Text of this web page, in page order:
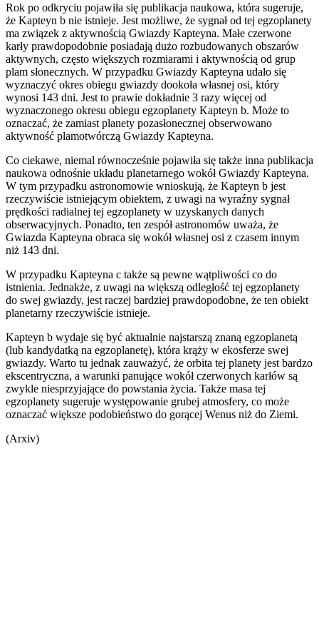
Rok po odkryciu pojawiła się publikacja naukowa, która sugeruje,
że Kapteyn b nie istnieje. Jest możliwe, że sygnał od tej egzoplanety
ma związek z aktywnością Gwiazdy Kapteyna. Małe czerwone
karły prawdopodobnie posiadają dużo rozbudowanych obszarów
aktywnych, często większych rozmiarami i aktywnością od grup
plam słonecznych. W przypadku Gwiazdy Kapteyna udało się
wyznaczyć okres obiegu gwiazdy dookoła własnej osi, który
wynosi 143 dni. Jest to prawie dokładnie 3 razy więcej od
wyznaczonego okresu obiegu egzoplanety Kapteyn b. Może to
oznaczać, że zamiast planety pozasłonecznej obserwowano
aktywność plamotwórczą Gwiazdy Kapteyna.
Co ciekawe, niemal równocześnie pojawiła się także inna publikacja
naukowa odnośnie układu planetarnego wokół Gwiazdy Kapteyna.
W tym przypadku astronomowie wnioskują, że Kapteyn b jest
rzeczywiście istniejącym obiektem, z uwagi na wyraźny sygnał
prędkości radialnej tej egzoplanety w uzyskanych danych
obserwacyjnych. Ponadto, ten zespół astronomów uważa, że
Gwiazda Kapteyna obraca się wokół własnej osi z czasem innym
niż 143 dni.
W przypadku Kapteyna c także są pewne wątpliwości co do
istnienia. Jednakże, z uwagi na większą odległość tej egzoplanety
do swej gwiazdy, jest raczej bardziej prawdopodobne, że ten obiekt
planetarny rzeczywiście istnieje.
Kapteyn b wydaje się być aktualnie najstarszą znaną egzoplanetą
(lub kandydatką na egzoplanetę), która krąży w ekosferze swej
gwiazdy. Warto tu jednak zauważyć, że orbita tej planety jest bardzo
ekscentryczna, a warunki panujące wokół czerwonych karłów są
zwykle niesprzyjające do powstania życia. Także masa tej
egzoplanety sugeruje występowanie grubej atmosfery, co może
oznaczać większe podobieństwo do gorącej Wenus niż do Ziemi.
(Arxiv)